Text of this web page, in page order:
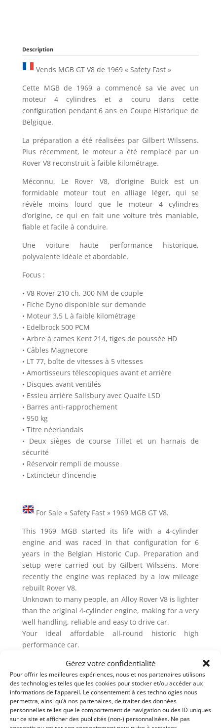
Gérez votre confidentialité
Pour offrir les meilleures expériences, nous et nos partenaires utilisons
des technologies telles que les cookies pour stocker et/ou accéder aux
informations de l’appareil. Le consentement à ces technologies nous
permettra, ainsi qu’à nos partenaires, de traiter des données
personnelles telles que le comportement de navigation ou des ID uniques
sur ce site et afficher des publicités (non-) personnalisées. Ne pas
Description
Vends MGB GT V8 de 1969 « Safety Fast »
Cette MGB de 1969 a commencé sa vie avec un
moteur 4 cylindres et a couru dans cette
configuration pendant 6 ans en Coupe Historique de
Belgique.
La préparation a été réalisées par Gilbert Wilssens.
Plus récemment, le moteur a été remplacé par un
Rover V8 reconstruit à faible kilométrage.
Méconnu, Le Rover V8, d’origine Buick est un
formidable moteur tout en alliage léger, qui se
révèle moins lourd que le moteur 4 cylindres
d’origine, ce qui en fait une voiture très maniable,
fiable et facile à conduire.
Une voiture haute performance historique,
polyvalente idéale et abordable.
Focus :
• V8 Rover 210 ch, 300 NM de couple
• Fiche Dyno disponible sur demande
• Moteur 3,5 L à faible kilométrage
• Edelbrock 500 PCM
• Arbre à cames Kent 214, tiges de poussée HD
• Câbles Magnecore
• LT 77, boîte de vitesses à 5 vitesses
• Amortisseurs télescopiques avant et arrière
• Disques avant ventilés
• Essieu arrière Salisbury avec Quaife LSD
• Barres anti-rapprochement
• 950 kg
• Titre néerlandais
• Deux sièges de course Tillet et un harnais de
sécurité
• Réservoir rempli de mousse
• Extincteur d’incendie
For Sale « Safety Fast » 1969 MGB GT V8.
This 1969 MGB started its life with a 4-cylinder
engine and was raced in that configuration for 6
years in the Belgian Historic Cup. Preparation and
setup were carried out by Gilbert Wilssens. More
recently the engine was replaced by a low mileage
rebuilt Rover V8.
Unknown to many people, an Alloy Rover V8 is lighter
than the original 4-cylinder engine, making for a very
well handling, reliable and easy to drive car.
Your ideal affordable all-round historic high
performance car.
Some highlights:
• 210 Bhp, 300 NM torque
• Dyno Sheet available upon request
• Low mileage 3,5 L engine
• Edelbrock 500 CFM
• Kent 214 fast road cam, HD push rods